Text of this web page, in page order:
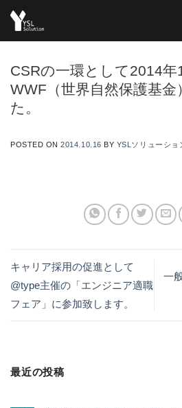
Skip
CSRの一環として2014年
WWF（世界自然保護基金
た。
POSTED ON2014.10.16 BY YSLソリューショ
キャリア採用の促進として
@type主催の「エンジニア適職
フェア」に参加致します。
一
最近の投稿